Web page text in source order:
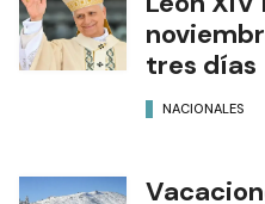
tres días
NACIONALES